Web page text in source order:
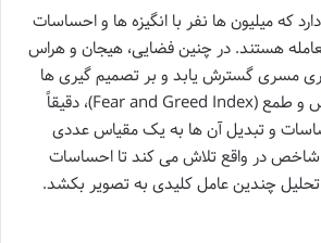
که میلیون ها نفر با انگیزه ها و احساسات
هستند. در چنین فضایی، هیجان و هراس
مسری گسترش یابد و بر تصمیم گیری ها
سایه افکند. شاخص ترس و طمع (Fear and Greed Index)، دقیقاً
و تبدیل آن ها به یک مقیاس عددی
در واقع تلاش می کند تا احساسات
تحلیل چندین عامل کلیدی به تصویر بکشد.